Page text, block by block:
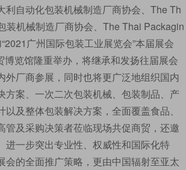
自动化包装机械制造厂商协会、The Th
装机械制造厂商协会、The Thai Packagin
广州国际包装工业展览会”本届展会
览馆隆重举办，将继承和发扬往届展会
厂商参展，同时也将更广泛地组织国内
案、一次二次包装机械、包装制品、产
及整体包装解决方案，全面覆盖食品、
及采购决策者莅临现场共促商贸，还邀
一步突出专业性、权威性和国际化特
的全面推广策略，更由中国辐射至亚太